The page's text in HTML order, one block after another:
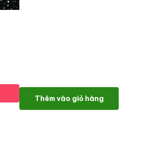
Glora - Jewellery Shop WordPress
Thêm vào giỏ hàng